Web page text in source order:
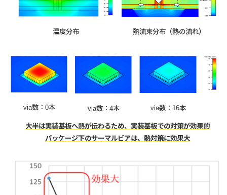
温度分布 熱流束分布（熱の流れ）
via数：0本 via数：4本 via数：16本
大半は実装基板へ熱が伝わるため、実装基板での対策が効果的
パッケージ下のサーマルビアは、熱対策に効果大